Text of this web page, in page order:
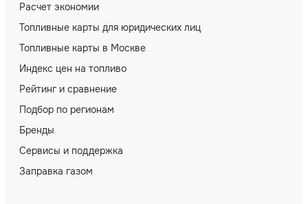
Расчет экономии
Топливные карты для юридических лиц
Топливные карты в Москве
Индекс цен на топливо
Рейтинг и сравнение
Подбор по регионам
Бренды
Сервисы и поддержка
Заправка газом